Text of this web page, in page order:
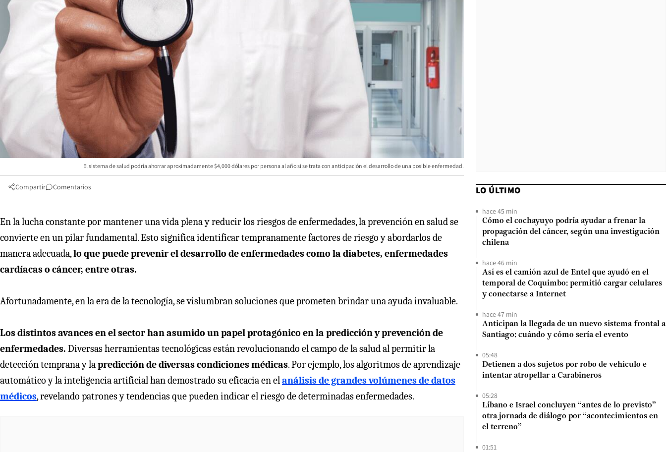
El sistema de salud podría ahorrar aproximadamente $4,000 dólares por persona al año si se trata con anticipación el desarrollo de una posible enfermedad.
Compartir Comentarios
En la lucha constante por mantener una vida plena y reducir los riesgos de enfermedades, la prevención en salud se
convierte en un pilar fundamental. Esto significa identificar tempranamente factores de riesgo y abordarlos de
manera adecuada,lo que puede prevenir el desarrollo de enfermedades como la diabetes, enfermedades
cardíacas o cáncer, entre otras.
Afortunadamente, en la era de la tecnología, se vislumbran soluciones que prometen brindar una ayuda invaluable.
Los distintos avances en el sector han asumido un papel protagónico en la predicción y prevención de
enfermedades. Diversas herramientas tecnológicas están revolucionando el campo de la salud al permitir la
detección temprana y lapredicción de diversas condiciones médicas. Por ejemplo, los algoritmos de aprendizaje
automático y la inteligencia artificial han demostrado su eficacia en elanálisis de grandes volúmenes de datos
médicos, revelando patrones y tendencias que pueden indicar el riesgo de determinadas enfermedades.
LO ÚLTIMO
hace 45 min
Cómo el cochayuyo podría ayudar a frenar la
propagación del cáncer, según una investigación
chilena
hace 46 min
Así es el camión azul de Entel que ayudó en el
temporal de Coquimbo: permitió cargar celulares
y conectarse a Internet
hace 47 min
Anticipan la llegada de un nuevo sistema frontal a
Santiago: cuándo y cómo sería el evento
05:48
Detienen a dos sujetos por robo de vehículo e
intentar atropellar a Carabineros
05:28
Líbano e Israel concluyen “antes de lo previsto”
otra jornada de diálogo por “acontecimientos en
el terreno”
01:51